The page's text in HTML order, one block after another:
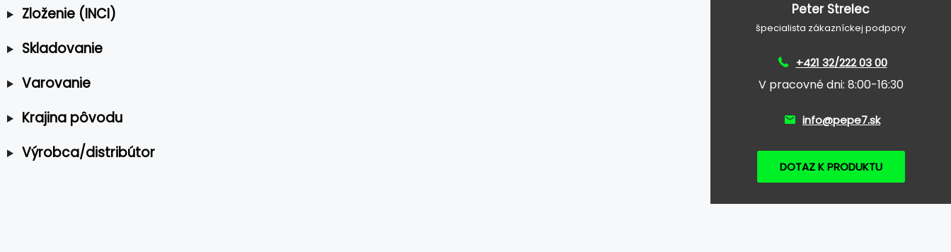
Zloženie (INCI)
Skladovanie
Varovanie
Krajina pôvodu
Výrobca/distribútor
Peter Strelec
špecialista zákazníckej podpory
+421 32/222 03 00
V pracovné dni: 8:00-16:30
info@pepe7.sk
DOTAZ K PRODUKTU